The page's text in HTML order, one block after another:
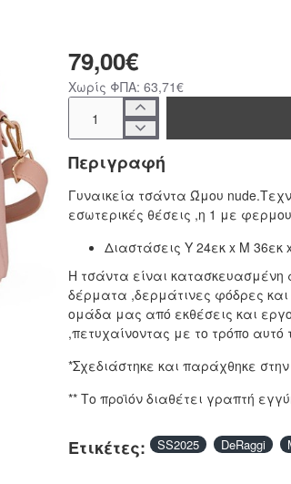
79,00€
Χωρίς ΦΠΑ: 63,71€
Περιγραφή
Γυναικεία τσάντα Ώμου
εσωτερικές θέσεις ,η 1 με
Διαστάσεις Υ 24εκ x Μ 36εκ
Η τσάντα είναι κατασκευασμένη
δέρματα ,δερμάτινες φόδρες
ομάδα μας από εκθέσεις και
,πετυχαίνοντας με το τρόπο
*Σχεδιάστηκε και παράχθηκε
** Το προϊόν διαθέτει γραπτή
Ετικέτες: SS2025 DeRaggi